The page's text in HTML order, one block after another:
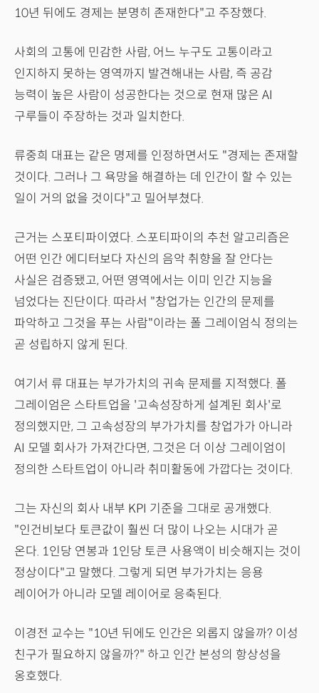
10년 뒤에도 경제는 분명히 존재한다"고 주장했다.
사회의 고통에 민감한 사람, 어느 누구도 고통이라고
인지하지 못하는 영역까지 발견해내는 사람, 즉 공감
능력이 높은 사람이 성공한다는 것으로 현재 많은 AI
구루들이 주장하는 것과 일치한다.
류중희 대표는 같은 명제를 인정하면서도 "경제는 존재할
것이다. 그러나 그 욕망을 해결하는 데 인간이 할 수 있는
일이 거의 없을 것이다"고 밀어부쳤다.
근거는 스포티파이였다. 스포티파이의 추천 알고리즘은
어떤 인간 에디터보다 자신의 음악 취향을 잘 안다는
사실은 검증됐고, 어떤 영역에서는 이미 인간 지능을
넘었다는 진단이다. 따라서 "창업가는 인간의 문제를
파악하고 그것을 푸는 사람"이라는 폴 그레이엄식 정의는
곧 성립하지 않게 된다.
여기서 류 대표는 부가가치의 귀속 문제를 지적했다. 폴
그레이엄은 스타트업을 '고속성장하게 설계된 회사'로
정의했지만, 그 고속성장의 부가가치를 창업가가 아니라
AI 모델 회사가 가져간다면, 그것은 더 이상 그레이엄이
정의한 스타트업이 아니라 취미활동에 가깝다는 것이다.
그는 자신의 회사 내부 KPI 기준을 그대로 공개했다.
"인건비보다 토큰값이 훨씬 더 많이 나오는 시대가 곧
온다. 1인당 연봉과 1인당 토큰 사용액이 비슷해지는 것이
정상이다"고 말했다. 그렇게 되면 부가가치는 응용
레이어가 아니라 모델 레이어로 응축된다.
이경전 교수는 "10년 뒤에도 인간은 외롭지 않을까? 이성
친구가 필요하지 않을까?" 하고 인간 본성의 항상성을
옹호했다.